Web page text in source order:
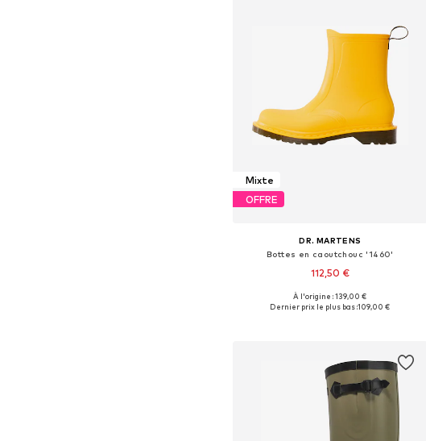
Mixte
OFFRE
DR. MARTENS
Bottes en caoutchouc '1460'
112,50 €
Tailles disponibles: 36, 37, 38, 39, 41, 42
À l'origine : 139,00 €
Dernier prix le plus bas :109,00 €